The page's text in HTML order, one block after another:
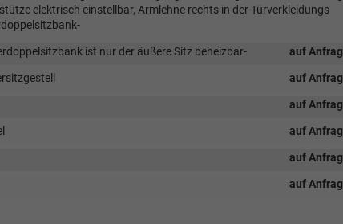
elektrisch einstellbar, Armlehne rechts in der Türverkleidungs
auf
ist nur der äußere Sitz beheizbar-
auf
auf
auf
auf
auf